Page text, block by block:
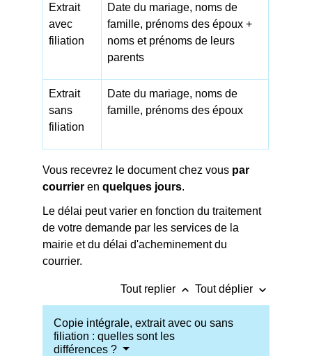
Extrait
avec
filiation
Date du mariage, noms de
famille, prénoms des époux +
noms et prénoms de leurs
parents
Extrait
sans
filiation
Date du mariage, noms de
famille, prénoms des époux
Vous recevrez le document chez vous par
courrier enquelques jours.
Le délai peut varier en fonction du traitement
de votre demande par les services de la
mairie et du délai d'acheminement du
courrier.
Tout replier keyboard_arrow_up Tout déplier keyboard_arrow_down
Copie intégrale, extrait avec ou sans
filiation : quelles sont les
différences ?